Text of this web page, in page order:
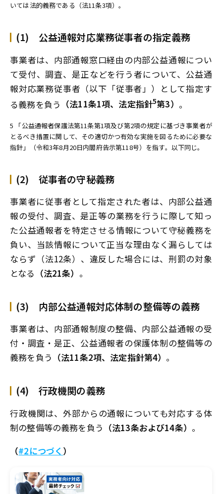
いては法的義務である（法11条3項）。
(1) 公益通報対応業務従事者の指定義務
事業者は、内部通報窓口経由の内部公益通報につい
て受付、調査、是正などを行う者について、公益通
報対応業務従事者（以下「従事者」）として指定す
る義務を負う （法11条1項、法定指針5第3） 。
5 「公益通報者保護法第11条第1項及び第2項の規定に基づき事業者が
とるべき措置に関して、その適切かつ有効な実施を図るために必要な
指針」（令和3年8月20日内閣府告示第118号）を指す。以下同じ。
(2) 従事者の守秘義務
事業者に従事者として指定された者は、内部公益通
報の受付、調査、是正等の業務を行うに際して知っ
た公益通報者を特定させる情報について守秘義務を
負い、当該情報について正当な理由なく漏らしては
ならず（法12条）、違反した場合には、刑罰の対象
となる （法21条） 。
(3) 内部公益通報対応体制の整備等の義務
事業者は、内部通報制度の整備、内部公益通報の受
付・調査・是正、公益通報者の保護体制の整備等の
義務を負う （法11条2項、法定指針第4） 。
(4) 行政機関の義務
行政機関は、外部からの通報についても対応する体
制の整備等の義務を負う （法13条および14条） 。
（#2につづく ）